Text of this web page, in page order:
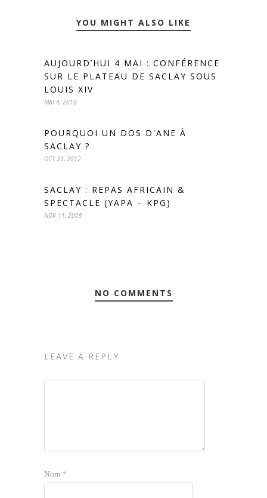
YOU MIGHT ALSO LIKE
AUJOURD’HUI 4 MAI : CONFÉRENCE
SUR LE PLATEAU DE SACLAY SOUS
LOUIS XIV
MAI 4, 2010
POURQUOI UN DOS D'ANE À
SACLAY ?
OCT 23, 2012
SACLAY : REPAS AFRICAIN &
SPECTACLE (YAPA – KPG)
NOV 11, 2009
NO COMMENTS
LEAVE A REPLY
Nom*